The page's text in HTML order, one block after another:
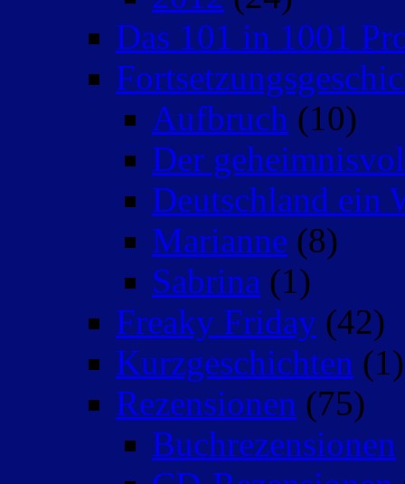
Das 101 in 1001
Aufbruch (10)
Der
Deutschland ein
Marianne (8)
Sabrina (1)
Freaky Friday (42)
Kurzgeschichten (1)
Rezensionen (75)
Buchrezensionen